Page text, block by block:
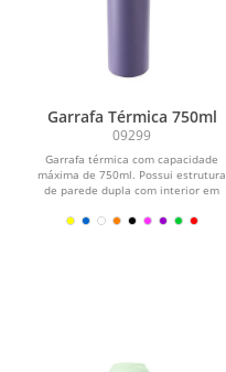
Garrafa Térmica 750ml
09299
Garrafa térmica com capacidade
máxima de 750ml. Possui estrutura
de parede dupla com interior em